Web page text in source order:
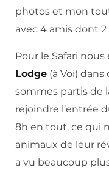
photos et mon
avec 4 amis dont
Pour le Safari nous
Lodge (à Voi)
sommes partis de
rejoindre l’entrée
8h en tout, ce qui
animaux de leur
a vu beaucoup